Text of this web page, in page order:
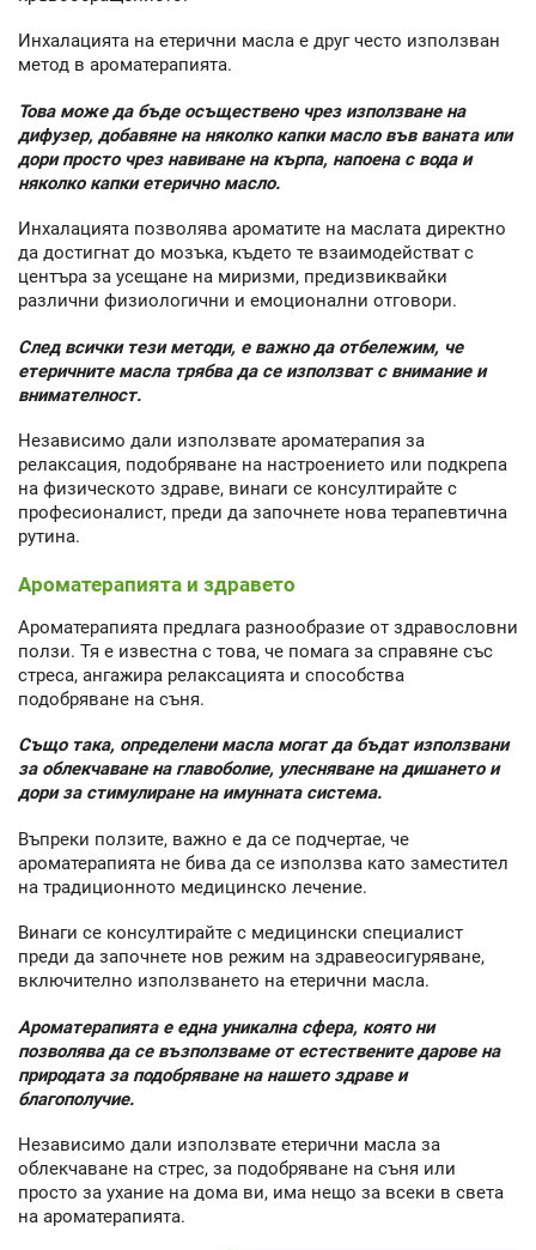
Инхалацията на етерични масла е друг често използван
метод в ароматерапията.
Това може да бъде осъществено чрез използване на
дифузер, добавяне на няколко капки масло във ваната или
дори просто чрез навиване на кърпа, напоена с вода и
няколко капки етерично масло.
Инхалацията позволява ароматите на маслата директно
да достигнат до мозъка, където те взаимодействат с
центъра за усещане на миризми, предизвиквайки
различни физиологични и емоционални отговори.
След всички тези методи, е важно да отбележим, че
етеричните масла трябва да се използват с внимание и
внимателност.
Независимо дали използвате ароматерапия за
релаксация, подобряване на настроението или подкрепа
на физическото здраве, винаги се консултирайте с
професионалист, преди да започнете нова терапевтична
рутина.
Ароматерапията и здравето
Ароматерапията предлага разнообразие от здравословни
ползи. Тя е известна с това, че помага за справяне със
стреса, ангажира релаксацията и способства
подобряване на съня.
Също така, определени масла могат да бъдат използвани
за облекчаване на главоболие, улесняване на дишането и
дори за стимулиране на имунната система.
Въпреки ползите, важно е да се подчертае, че
ароматерапията не бива да се използва като заместител
на традиционното медицинско лечение.
Винаги се консултирайте с медицински специалист
преди да започнете нов режим на здравеосигуряване,
включително използването на етерични масла.
Ароматерапията е една уникална сфера, която ни
позволява да се възползваме от естествените дарове на
природата за подобряване на нашето здраве и
благополучие.
Независимо дали използвате етерични масла за
облекчаване на стрес, за подобряване на съня или
просто за ухание на дома ви, има нещо за всеки в света
на ароматерапията.